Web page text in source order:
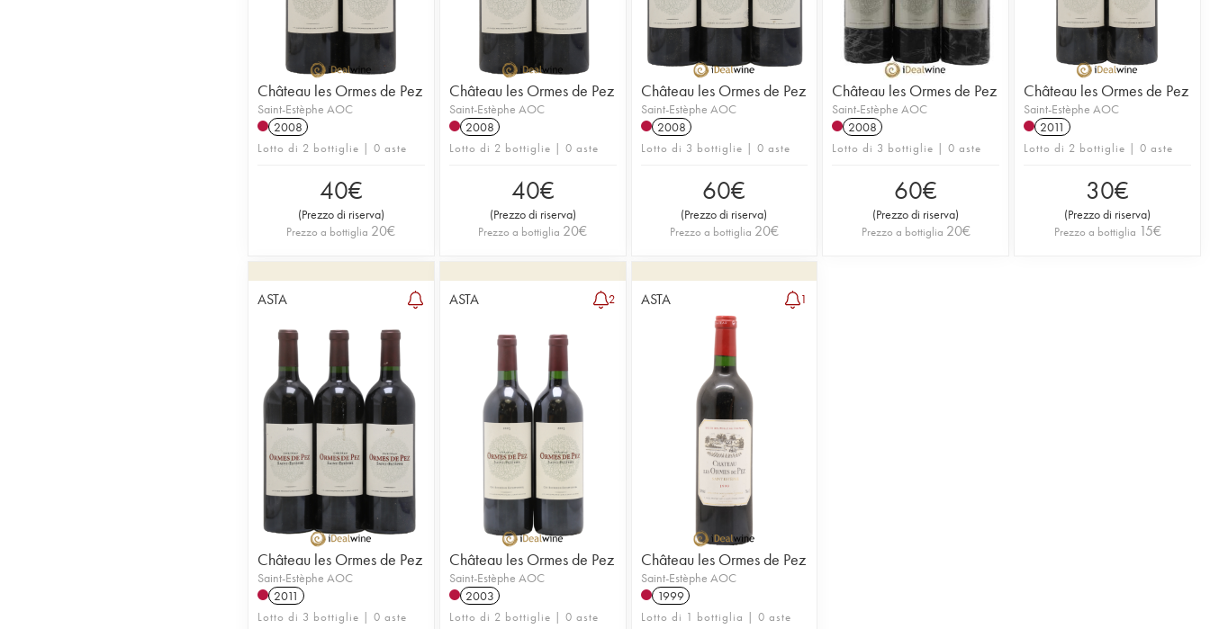
Château les Ormes de Pez
Saint-Estèphe AOC
2008
Lotto di 2 bottiglie | 0 aste
40€
(Prezzo di riserva)
Prezzo a bottiglia 20€
Château les Ormes de Pez
Saint-Estèphe AOC
2008
Lotto di 2 bottiglie | 0 aste
40€
(Prezzo di riserva)
Prezzo a bottiglia 20€
Château les Ormes de Pez
Saint-Estèphe AOC
2008
Lotto di 3 bottiglie | 0 aste
60€
(Prezzo di riserva)
Prezzo a bottiglia 20€
Château les Ormes de Pez
Saint-Estèphe AOC
2008
Lotto di 3 bottiglie | 0 aste
60€
(Prezzo di riserva)
Prezzo a bottiglia 20€
Château les Ormes de Pez
Saint-Estèphe AOC
2011
Lotto di 2 bottiglie | 0 aste
30€
(Prezzo di riserva)
Prezzo a bottiglia 15€
ASTA
Château les Ormes de Pez
Saint-Estèphe AOC
2011
Lotto di 3 bottiglie | 0 aste
ASTA 2
Château les Ormes de Pez
Saint-Estèphe AOC
2003
Lotto di 2 bottiglie | 0 aste
ASTA 1
Château les Ormes de Pez
Saint-Estèphe AOC
1999
Lotto di 1 bottiglia | 0 aste